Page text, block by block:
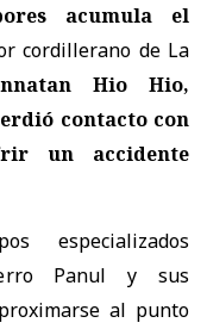
acumula el
cordillerano de La
Hio Hio,
contacto con
un accidente
especializados
Panul y sus
al punto